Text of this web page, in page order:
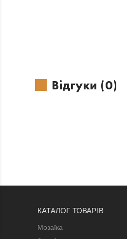
Відгуки (0)
КАТАЛОГ ТОВАРІВ
Мозаїка